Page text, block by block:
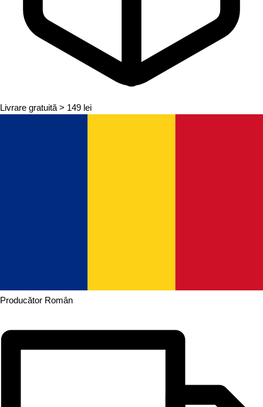
Livrare gratuită > 149 lei
Producător Român